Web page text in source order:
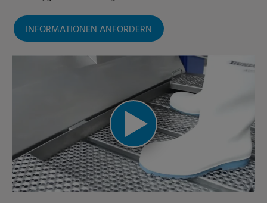
INFORMATIONEN ANFORDERN